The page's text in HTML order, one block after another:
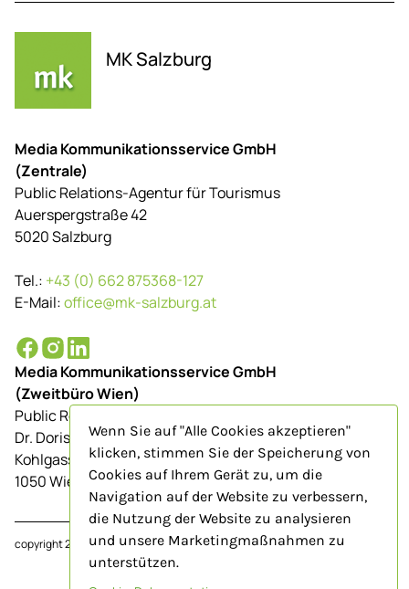
MK Salzburg
Media Kommunikationsservice GmbH
(Zentrale)
Public Relations-Agentur für Tourismus
Auerspergstraße 42
5020 Salzburg
Tel.: +43 (0) 662 875368-127
E-Mail:office@mk-salzburg.at
Media Kommunikationsservice GmbH
(Zweitbüro Wien)
Public Relations-Agentur für Tourismus
Dr. Doris Schenkenfelder
Kohlgasse 9/Top 23
1050 Wien
copyright 2024www.mk-salzburg.at
Wenn Sie auf "Alle Cookies akzeptieren"
klicken, stimmen Sie der Speicherung von
Cookies auf Ihrem Gerät zu, um die
Navigation auf der Website zu verbessern,
die Nutzung der Website zu analysieren
und unsere Marketingmaßnahmen zu
unterstützen.